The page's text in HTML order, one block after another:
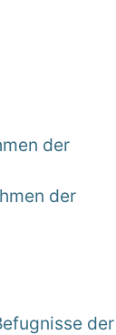
der
der
der